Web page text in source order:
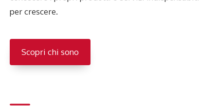
per crescere.
Scopri chi sono